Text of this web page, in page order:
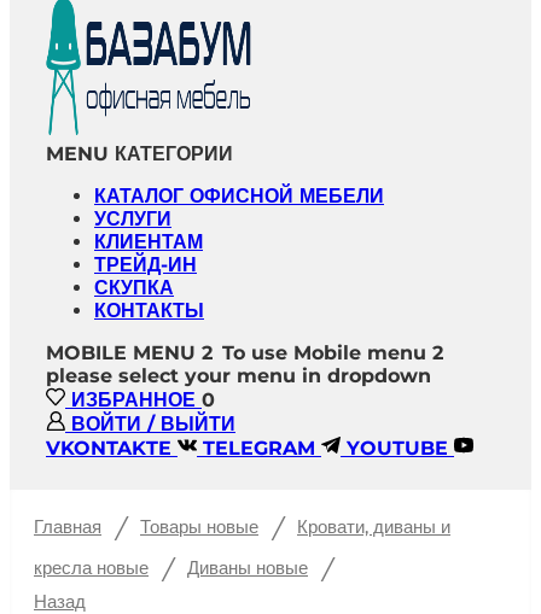
MENU КАТЕГОРИИ
КАТАЛОГ ОФИСНОЙ МЕБЕЛИ
УСЛУГИ
КЛИЕНТАМ
ТРЕЙД-ИН
СКУПКА
КОНТАКТЫ
MOBILE MENU 2 To use Mobile menu 2
please select your menu in dropdown
ИЗБРАННОЕ 0
ВОЙТИ / ВЫЙТИ
VKONTAKTE
TELEGRAM YOUTUBE
Главная / Товары новые / Кровати, диваны и
кресла новые / Диваны новые /
Назад